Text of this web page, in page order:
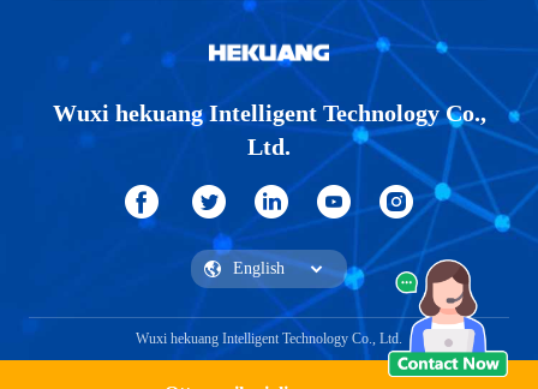
Wuxi hekuang Intelligent Technology Co.,
Ltd.
Wuxi hekuang Intelligent Technology Co., Ltd.